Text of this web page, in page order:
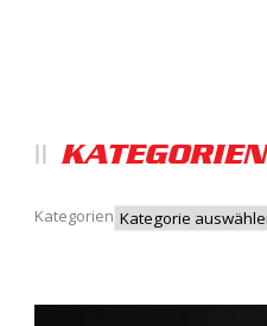
KATEGORIEN
Kategorien